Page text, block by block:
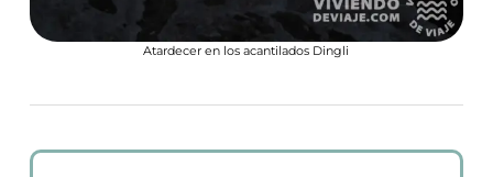
Atardecer en los acantilados Dingli